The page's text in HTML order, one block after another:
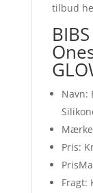
tilbud
Navn:
Pris:
Fragt: